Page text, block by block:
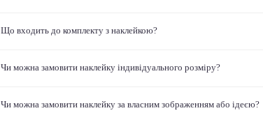
Що входить до комплекту з наклейкою?
Чи можна замовити наклейку індивідуального розміру?
Чи можна замовити наклейку за власним зображенням або ідеєю?